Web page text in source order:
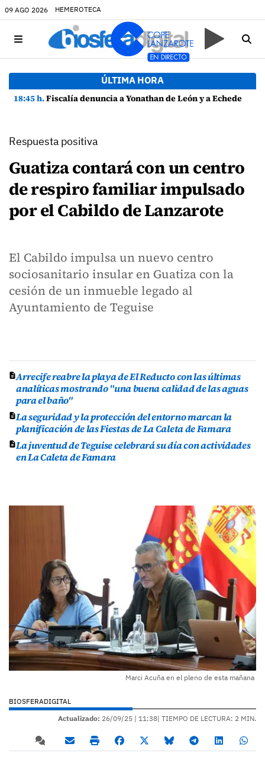
09 AGO 2026 HEMEROTECA
ÚLTIMA HORA
18:45 h.Fiscalía denuncia a Yonathan de León y a Echedey Eugenio por presuntas anomalías en contratos festivos
Respuesta positiva
Guatiza contará con un centro
de respiro familiar impulsado
por el Cabildo de Lanzarote
El Cabildo impulsa un nuevo centro
sociosanitario insular en Guatiza con la
cesión de un inmueble legado al
Ayuntamiento de Teguise
Arrecife reabre la playa de El Reducto con las últimas
analíticas mostrando "una buena calidad de las aguas
para el baño"
La seguridad y la protección del entorno marcan la
planificación de las Fiestas de La Caleta de Famara
La juventud de Teguise celebrará su día con actividades
en La Caleta de Famara
Marci Acuña en el pleno de esta mañana
BIOSFERADIGITAL
Actualizado: 26/09/25 | 11:38| TIEMPO DE LECTURA: 2 MIN.